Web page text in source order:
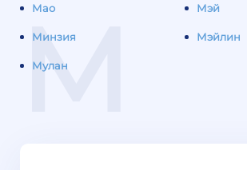
М
Мао
Минзия
Мулан
Мэй
Мэйлин